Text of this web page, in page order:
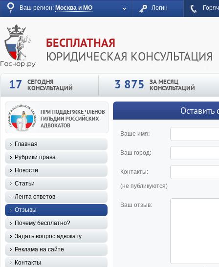
Ваш регион: Москва и МО Логин
БЕСПЛАТНАЯ
ЮРИДИЧЕСКАЯ КОНСУЛЬТАЦИЯ
17
СЕГОДНЯ
КОНСУЛЬТАЦИЙ 3 875 ЗА МЕСЯЦ
КОНСУЛЬТАЦИЙ
Ваше имя:
Ваш город:
Контакты:
(не публикуются)
Ваш отзыв:
Главная
Рубрики права
Новости
Статьи
Лента ответов
Отзывы
Почему бесплатно?
Задать вопрос адвокату
Реклама на сайте
Контакты